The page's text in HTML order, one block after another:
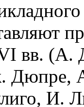
вв. (А.
Дюпре,
И.